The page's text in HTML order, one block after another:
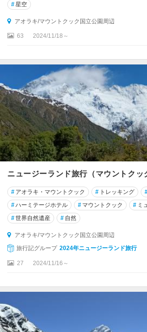
#星空
アオラキ/マウントクック国立公園周辺
63 2024/11/18～
ニュージーランド旅行（マウントクッ
# アオラキ・マウントクック # トレッキング
#ハーミテージホテル # マウントクック # ミ
#世界自然遺産 # 自然
アオラキ/マウントクック国立公園周辺
旅行記グループ 2024年ニュージーランド旅行
27 2024/11/16～